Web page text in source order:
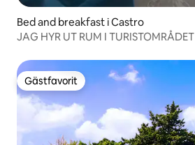
Bed and breakfast i Castro
JAG HYR UT RUM I TURISTOMRÅDET
Gästfavorit
Gästfavorit